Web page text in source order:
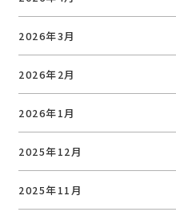
2026年3月
2026年2月
2026年1月
2025年12月
2025年11月